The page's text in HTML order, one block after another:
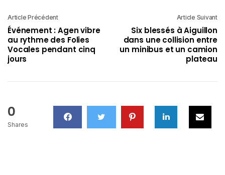
Article Précédent
Événement : Agen vibre
au rythme des Folies
Vocales pendant cinq
jours
Article Suivant
Six blessés à Aiguillon
dans une collision entre
un minibus et un camion
plateau
0
Shares